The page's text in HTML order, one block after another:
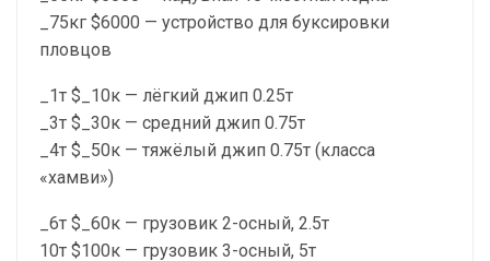
_75кг $6000 — устройство для буксировки
пловцов
_1т $_10к — лёгкий джип 0.25т
_3т $_30к — средний джип 0.75т
_4т $_50к — тяжёлый джип 0.75т (класса
«хамви»)
_6т $_60к — грузовик 2-осный, 2.5т
10т $100к — грузовик 3-осный, 5т